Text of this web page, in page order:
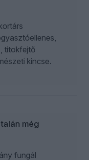
titokfejtő
kincse.
még
fungál